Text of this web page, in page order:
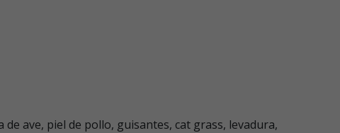
ave, piel de pollo, guisantes, cat grass, levadura,